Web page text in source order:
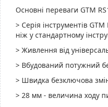
Основні переваги GTM
> Серія інструментів
ніж у стандартному
> Живлення від
> Вбудований потужний
> Швидка безключова
> 28 мм - величина ходу